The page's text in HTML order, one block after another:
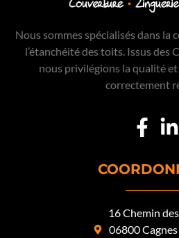
Nous sommes spécialisés dans la
l’étanchéité des toits. Issus des
nous privilégions la qualité
correctement
16 Chemin
06800